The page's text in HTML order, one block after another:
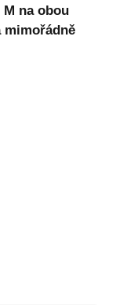
M na obou
mimořádně